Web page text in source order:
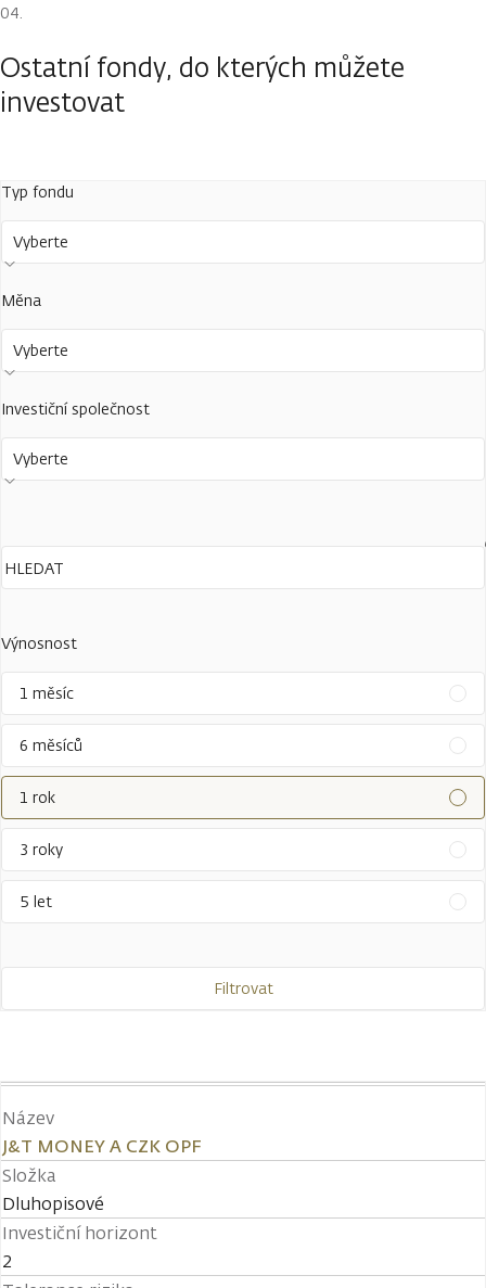
Ostatní fondy, do kterých můžete
investovat
Typ fondu
Vyberte
Měna
Vyberte
Investiční společnost
Vyberte
Výnosnost
1 měsíc
6 měsíců
1 rok
3 roky
5 let
Filtrovat
Název
J&T MONEY A CZK OPF
Složka
Dluhopisové
Investiční horizont
2